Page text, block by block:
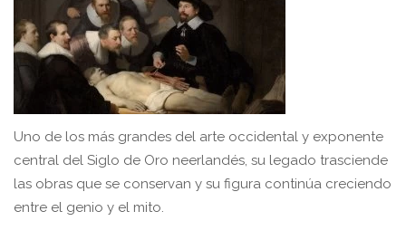
Uno de los más grandes del arte occidental y exponente
central del Siglo de Oro neerlandés, su legado trasciende
las obras que se conservan y su figura continúa creciendo
entre el genio y el mito.